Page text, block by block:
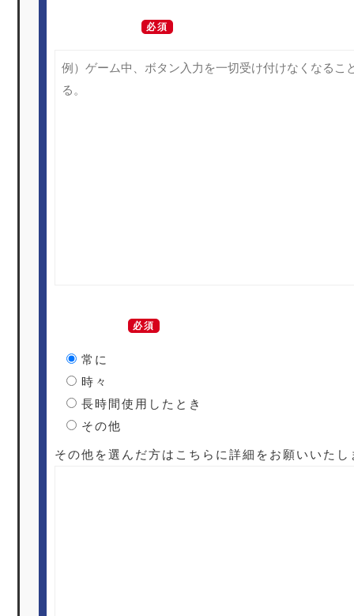
必須
必須
常に
時々
長時間使用したとき
その他
その他を選んだ方はこちらに詳細をお願いいたし